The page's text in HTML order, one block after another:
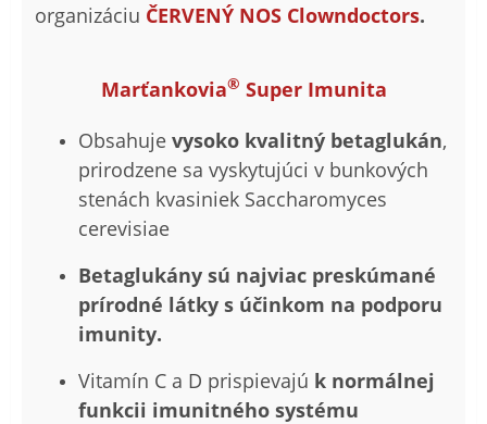
organizáciu ČERVENÝ NOS Clowndoctors.
Marťankovia® Super Imunita
Obsahuje vysoko kvalitný betaglukán,
prirodzene sa vyskytujúci v bunkových
stenách kvasiniek Saccharomyces
cerevisiae
Betaglukány sú najviac preskúmané
prírodné látky s účinkom na podporu
imunity.
Vitamín C a D prispievajú k normálnej
funkcii imunitného systému